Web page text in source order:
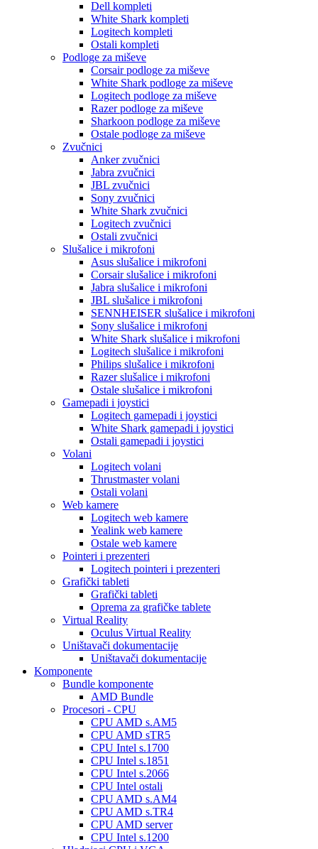
Dell kompleti
White Shark kompleti
Logitech kompleti
Ostali kompleti
Podloge za miševe
Corsair podloge za miševe
White Shark podloge za miševe
Logitech podloge za miševe
Razer podloge za miševe
Sharkoon podloge za miševe
Ostale podloge za miševe
Zvučnici
Anker zvučnici
Jabra zvučnici
JBL zvučnici
Sony zvučnici
White Shark zvučnici
Logitech zvučnici
Ostali zvučnici
Slušalice i mikrofoni
Asus slušalice i mikrofoni
Corsair slušalice i mikrofoni
Jabra slušalice i mikrofoni
JBL slušalice i mikrofoni
SENNHEISER slušalice i mikrofoni
Sony slušalice i mikrofoni
White Shark slušalice i mikrofoni
Logitech slušalice i mikrofoni
Philips slušalice i mikrofoni
Razer slušalice i mikrofoni
Ostale slušalice i mikrofoni
Gamepadi i joystici
Logitech gamepadi i joystici
White Shark gamepadi i joystici
Ostali gamepadi i joystici
Volani
Logitech volani
Thrustmaster volani
Ostali volani
Web kamere
Logitech web kamere
Yealink web kamere
Ostale web kamere
Pointeri i prezenteri
Logitech pointeri i prezenteri
Grafički tableti
Grafički tableti
Oprema za grafičke tablete
Virtual Reality
Oculus Virtual Reality
Uništavači dokumentacije
Uništavači dokumentacije
Komponente
Bundle komponente
AMD Bundle
Procesori - CPU
CPU AMD s.AM5
CPU AMD sTR5
CPU Intel s.1700
CPU Intel s.1851
CPU Intel s.2066
CPU Intel ostali
CPU AMD s.AM4
CPU AMD s.TR4
CPU AMD server
CPU Intel s.1200